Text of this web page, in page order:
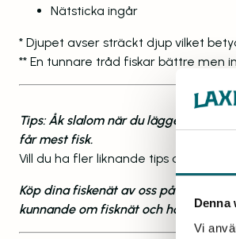
Denna
Vi
Nätsticka ingår
* Djupet avser sträckt djup vilket
** En tunnare tråd fiskar bättre men
Tips: Åk slalom när du lägger ut dina
får mest fisk.
Vill du ha fler liknande tips om hur
Köp dina fiskenät av oss på Laxen
kunnande om fisknät och här hittar